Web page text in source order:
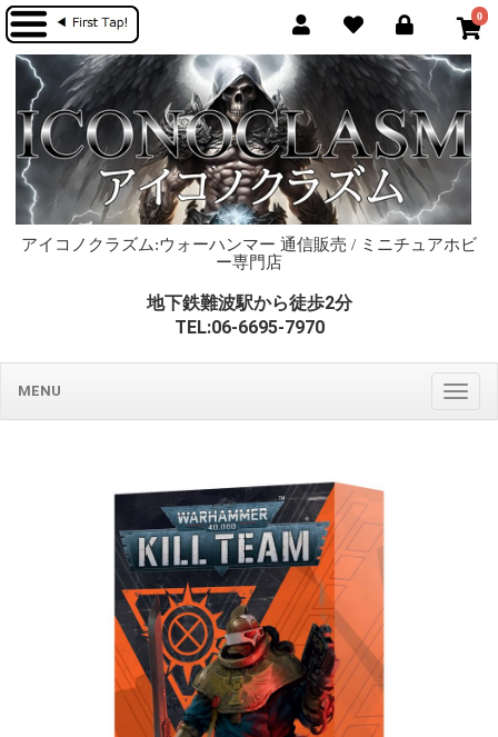
0
アイコノクラズム:ウォーハンマー 通信販売 / ミニチュアホビ
ー専門店
地下鉄難波駅から徒歩2分
TEL:06-6695-7970
MENU